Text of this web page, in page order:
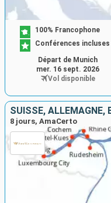
100% Francophone
Conférences incluses
Départ de Munich
mer. 16 sept. 2026
Vol disponible
SUISSE, ALLEMAGNE,
8 jours, AmaCerto